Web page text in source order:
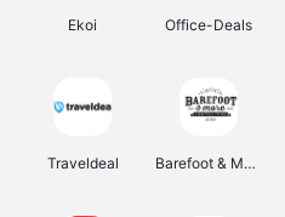
Ekoi Office-Deals
Traveldeal Barefoot & More